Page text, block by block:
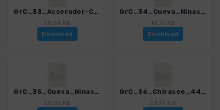
GrC_33_Asserador-Cruz_Huesita_4459_12.gpx
28.64 KB
Download
GrC_34_Cueva_Ninas-Cruz_Huesita_4459_12.gpx
18.77 KB
Download
GrC_35_Cueva_Ninas_4459_12.gpx
28.06 KB
GrC_36_Chirasee_4459_12.gpx
26.13 KB